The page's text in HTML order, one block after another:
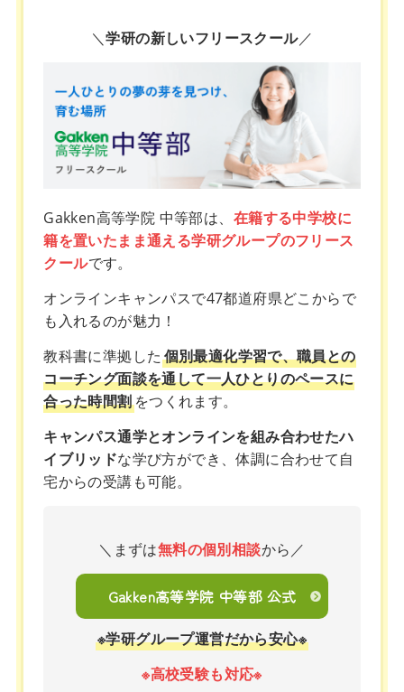
＼学研の新しいフリースクール／
Gakken高等学院 中等部は、 在籍する中学校に
籍を置いたまま通える学研グループのフリース
クールです。
オンラインキャンパスで47都道府県どこからで
も入れるのが魅力！
教科書に準拠した 個別最適化学習で、職員との
コーチング面談を通して一人ひとりのペースに
合った時間割をつくれます。
キャンパス通学とオンラインを組み合わせたハ
イブリッドな学び方ができ、体調に合わせて自
宅からの受講も可能。
＼まずは無料の個別相談から／
Gakken高等学院 中等部 公式
※学研グループ運営だから安心※
※高校受験も対応※